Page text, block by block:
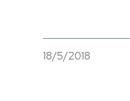
18/5/2018